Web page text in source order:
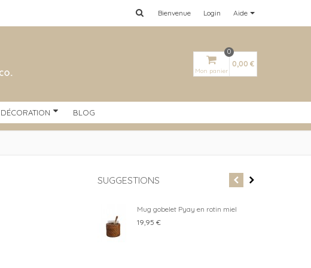
Aide
Bienvenue Login
Mon panier
0
0,00 €
DÉCORATION BLOG
SUGGESTIONS
Mug gobelet Pyay en rotin miel
19,95 €